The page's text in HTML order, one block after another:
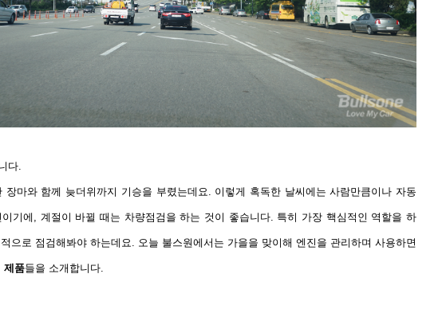
다.
장마와 함께 늦더위까지 기승을 부렸는데요. 이렇게 혹독한 날씨에는 사람만큼이나 자동
기에, 계절이 바뀔 때는 차량점검을 하는 것이 좋습니다. 특히 가장 핵심적인 역할을 하
으로 점검해봐야 하는데요. 오늘 불스원에서는 가을을 맞이해 엔진을 관리하며 사용하면
제품들을 소개합니다.